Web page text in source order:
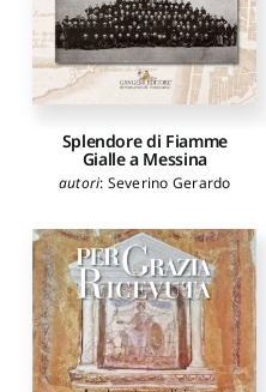
Splendore di Fiamme
Gialle a Messina
autori: Severino Gerardo